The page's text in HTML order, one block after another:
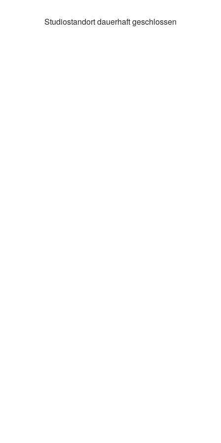
Studiostandort dauerhaft geschlossen